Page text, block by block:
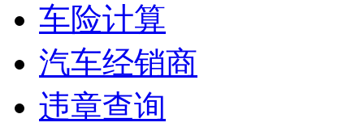
车险计算
汽车经销商
违章查询